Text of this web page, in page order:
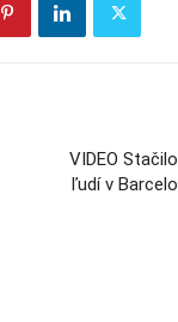
VIDEO
ľudí v